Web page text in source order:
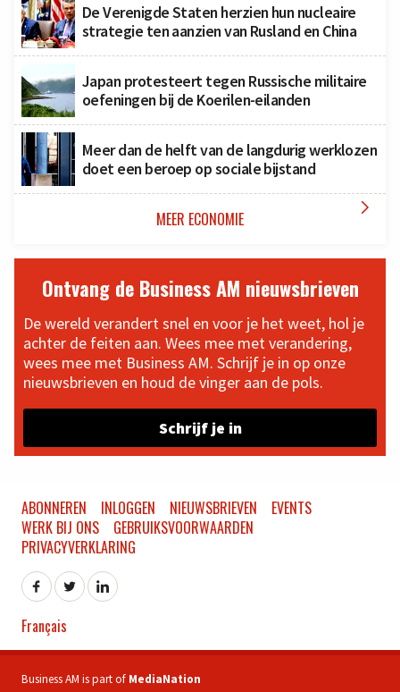
De Verenigde Staten herzien hun nucleaire
strategie ten aanzien van Rusland en China
Japan protesteert tegen Russische militaire
oefeningen bij de Koerilen-eilanden
Meer dan de helft van de langdurig werklozen
doet een beroep op sociale bijstand
MEER ECONOMIE 
Ontvang de Business AM nieuwsbrieven
De wereld verandert snel en voor je het weet, hol je
achter de feiten aan. Wees mee met verandering,
wees mee met Business AM. Schrijf je in op onze
nieuwsbrieven en houd de vinger aan de pols.
Schrijf je in
ABONNEREN INLOGGEN NIEUWSBRIEVEN
EVENTS
WERK BIJ ONS
GEBRUIKSVOORWAARDEN
PRIVACYVERKLARING
Français
Business AM is part of MediaNation